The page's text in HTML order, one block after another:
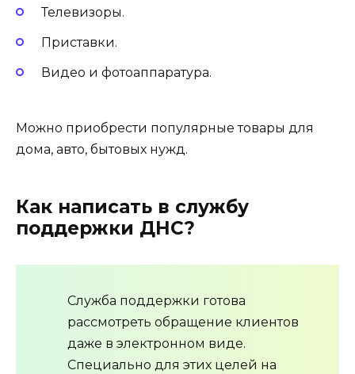
Телевизоры.
Приставки.
Видео и фотоаппаратура.
Можно приобрести популярные товары для
дома, авто, бытовых нужд.
Как написать в службу
поддержки ДНС?
Служба поддержки готова
рассмотреть обращение клиентов
даже в электронном виде.
Специально для этих целей на